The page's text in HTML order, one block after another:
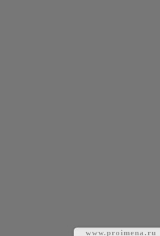
www.proimena.ru